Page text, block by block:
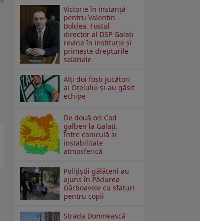
Victorie în instanță
pentru Valentin
Boldea. Fostul
director al DSP Galați
revine în instituție și
primește drepturile
salariale
Alți doi foști jucători
ai Oțelului și-au găsit
echipe
De două ori Cod
galben la Galaţi.
Între caniculă şi
instabilitate
atmosferică
Polițiștii gălățeni au
ajuns în Pădurea
Gârboavele cu sfaturi
pentru copii
Strada Domnească